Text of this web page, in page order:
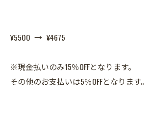
¥5500 → ¥4675
※現金払いのみ15％OFFとなります。
その他のお支払いは5％OFFとなります。